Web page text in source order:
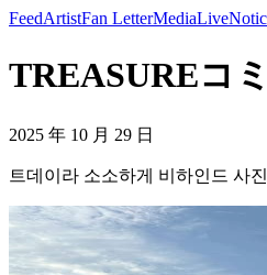
FeedArtistFan LetterMediaLive
TREASUREコ
2025 年 10 月 29 日
트데이라 소소하게 비하인드 사